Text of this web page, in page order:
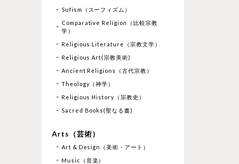
Sufism（スーフィズム）
Comparative Religion（比較宗教
学）
Religious Literature（宗教文学）
Religious Art(宗教美術)
Ancient Religions（古代宗教）
Theology（神学）
Religious History（宗教史）
Sacred Books(聖なる書)
Arts（芸術）
Art & Design（美術・アート）
Music（音楽）